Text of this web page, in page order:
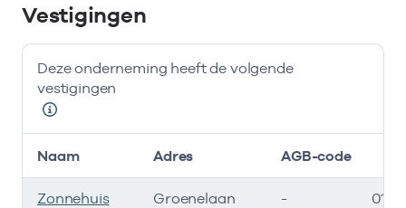
Vestigingen
Deze onderneming heeft de volgende
vestigingen
Naam Adres AGB-code
Zonnehuis
Groenelaan
- 01-